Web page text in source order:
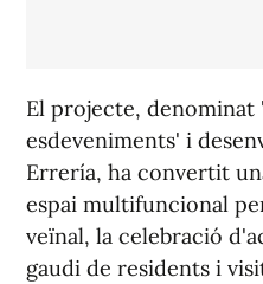
El projecte, denominat
esdeveniments' i
Errería, ha convertit
espai multifuncional
veïnal, la celebració
gaudi de residents i